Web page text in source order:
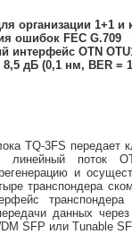
организации 1+1 и
ошибок FEC G.709
интерфейс OTN
8,5 дБ (0,1 нм, BER =
TQ-3FS передает
линейный поток
и
транспондера
данных
SFP или Tunable